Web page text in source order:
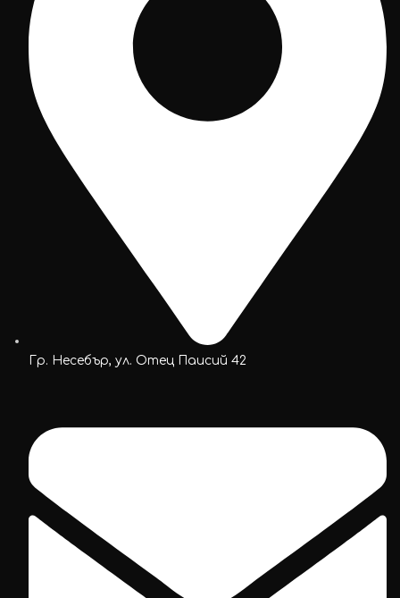
Гр. Несебър, ул. Отец Паисий 42